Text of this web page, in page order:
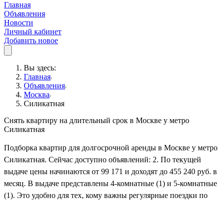
Главная
Объявления
Новости
Личный кабинет
Добавить новое
Вы здесь:
Главная
Объявления
Москва
Силикатная
Снять квартиру на длительный срок в Москве у метро
Силикатная
Подборка квартир для долгосрочной аренды в Москве у метро
Силикатная. Сейчас доступно объявлений: 2. По текущей
выдаче цены начинаются от 99 171 и доходят до 455 240 руб. в
месяц. В выдаче представлены 4-комнатные (1) и 5-комнатные
(1). Это удобно для тех, кому важны регулярные поездки по